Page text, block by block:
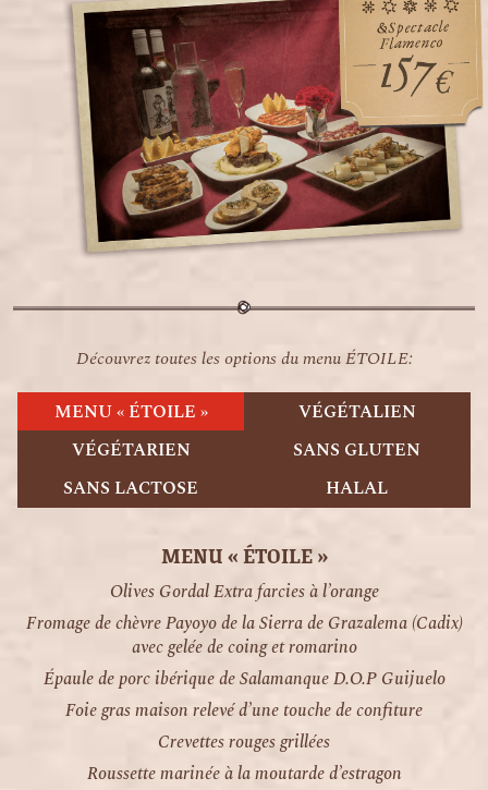
Découvrez toutes les options du menu ÉTOILE:
MENU « ÉTOILE »
VÉGÉTALIEN
VÉGÉTARIEN
SANS GLUTEN
SANS LACTOSE
HALAL
MENU « ÉTOILE »
Olives Gordal Extra farcies à l’orange
Fromage de chèvre Payoyo de la Sierra de Grazalema (Cadix)
avec gelée de coing et romarino
Épaule de porc ibérique de Salamanque D.O.P Guijuelo
Foie gras maison relevé d’une touche de confiture
Crevettes rouges grillées
Roussette marinée à la moutarde d’estragon